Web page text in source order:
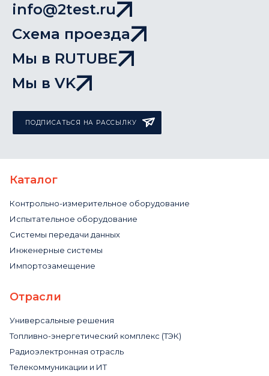
info@2test.ru
Схема проезда
Мы в RUTUBE
Мы в VK
ПОДПИСАТЬСЯ НА РАССЫЛКУ
Каталог
Контрольно-измерительное оборудование
Испытательное оборудование
Системы передачи данных
Инженерные системы
Импортозамещение
Отрасли
Универсальные решения
Топливно-энергетический комплекс (ТЭК)
Радиоэлектронная отрасль
Телекоммуникации и ИТ